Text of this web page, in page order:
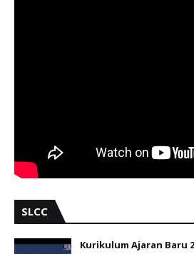
SLCC
Kurikulum Ajaran Baru